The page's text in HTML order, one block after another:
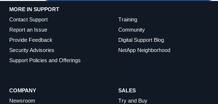
MORE IN SUPPORT
Contact Support
Report an Issue
Provide Feedback
Security Advisories
Support Policies and Offerings
Training
Community
Digital Support Blog
NetApp Neighborhood
COMPANY
Newsroom
SALES
Try and Buy